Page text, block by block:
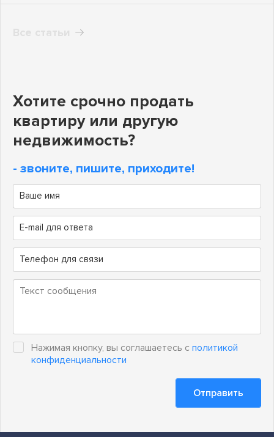
Хотите срочно продать
квартиру или другую
недвижимость?
- звоните, пишите, приходите!
Нажимая кнопку, вы соглашаетесь с политикой
конфиденциальности
Отправить